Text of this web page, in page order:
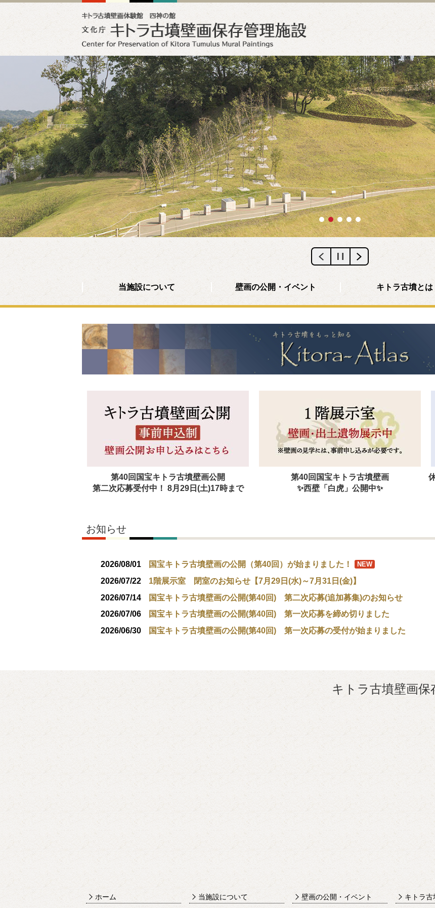
当施設について 壁画の公開・イベント キトラ古墳とは
第40回国宝キトラ古墳壁画公開
第二次応募受付中！ 8月29日(土)17時まで
第40回国宝キトラ古墳壁画
✨西壁「白虎」公開中✨
お知らせ
2026/08/01 国宝キトラ古墳壁画の公開（第40回）が始まりました！ NEW
2026/07/22
1階展示室 閉室のお知らせ【7月29日(水)～7月31日(金)】
2026/07/14
国宝キトラ古墳壁画の公開(第40回) 第二次応募(追加募集)のお知らせ
2026/07/06
国宝キトラ古墳壁画の公開(第40回) 第一次応募を締め切りました
2026/06/30
国宝キトラ古墳壁画の公開(第40回) 第一次応募の受付が始まりました
キトラ古墳壁画保
〒634-0134
水曜（祝日の場
ホーム 当施設について 壁画の公開・イベント キトラ古